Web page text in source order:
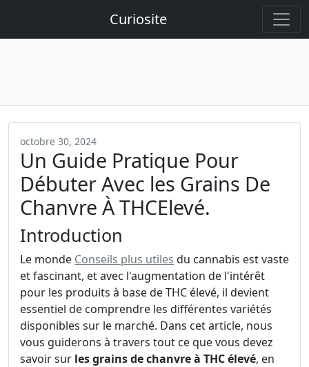
Curiosite
octobre 30, 2024
Un Guide Pratique Pour
Débuter Avec les Grains De
Chanvre À THCElevé.
Introduction
Le monde Conseils plus utiles du cannabis est vaste
et fascinant, et avec l'augmentation de l'intérêt
pour les produits à base de THC élevé, il devient
essentiel de comprendre les différentes variétés
disponibles sur le marché. Dans cet article, nous
vous guiderons à travers tout ce que vous devez
savoir sur les grains de chanvre à THC élevé, en